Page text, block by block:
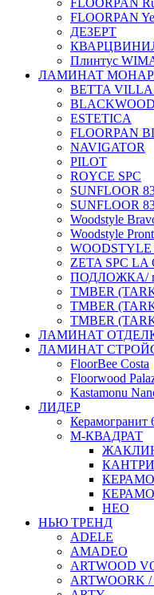
FLOORPAN
FLOORPAN
ДЕЗЕРТ
КВАРЦВИНИЛ
Плинтус
ЛАМИНАТ
BETTA
ESTETICA
FLOORPAN
NAVIGATOR
PILOT
ROYCE SPC
SUNFLOOR
SUNFLOOR
Woodstyle
Woodstyle
ZETA SPC LA
ПОДЛОЖКА/
ТMBER
ТMBER
ТMBER
ЛАМИНАТ
ЛАМИНАТ
FloorBee Costa
Floorwood
Kastamonu
ЛИДЕР
Керамогранит
М-КВАДРАТ
НЕО
НЬЮ ТРЕНД
ADELE
AMADEO
ARTWOOD
ARTWOORK /